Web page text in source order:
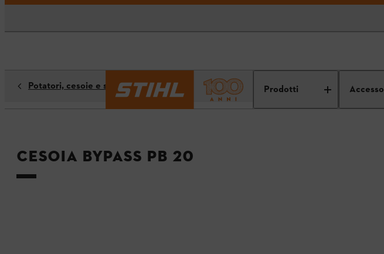
Prodotti
Potatori, cesoie e seghe
Cesoia Bypass PB 20